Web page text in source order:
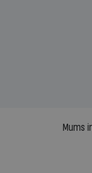
samaksāt augstos
kas jāpārskaita jau
pirms nākamās
Mums